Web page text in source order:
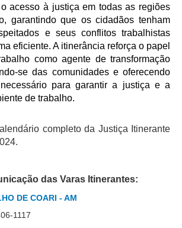
de TI
das Contratações Obras
Colaborativa
de Governança de Gestão de Pessoas
distância
acesso à justiça em todas as regiões
garantindo que os cidadãos tenham
e seus conflitos trabalhistas
eficiente. A itinerância reforça o papel
como agente de transformação
se das comunidades e oferecendo
para garantir a justiça e a
de trabalho.
completo da Justiça Itinerante
das Varas Itinerantes:
DE COARI - AM
1117